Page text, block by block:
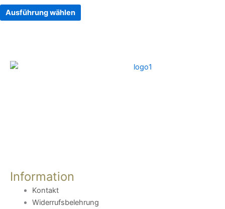
Ausführung wählen auf
der
Information
Kontakt
Widerrufsbelehrung